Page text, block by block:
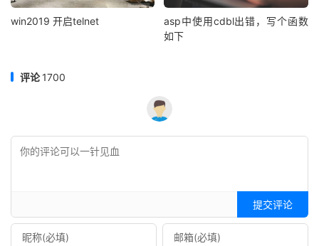
win2019 开启telnet
asp中使用cdbl出错，写个函数
如下
评论1700
提交评论